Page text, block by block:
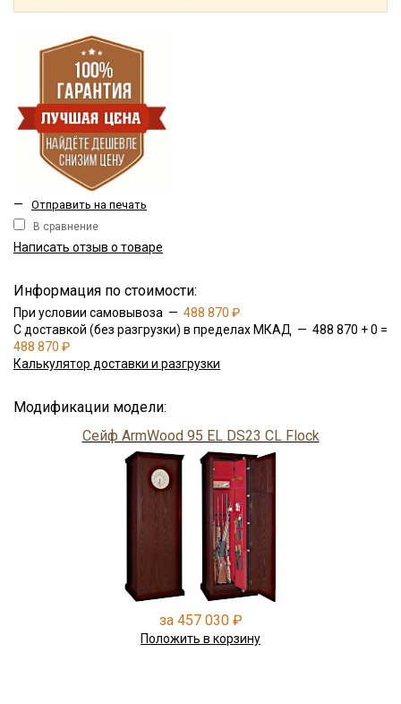
— Отправить на печать
В сравнение
Написать отзыв о товаре
Информация по стоимости:
При условии самовывоза — 488 870 ₽
С доставкой (без разгрузки) в пределах МКАД — 488 870 + 0 =
488 870 ₽
Калькулятор доставки и разгрузки
Модификации модели:
Сейф ArmWood 95 EL DS23 CL Flock
за 457 030 ₽
Положить в корзину